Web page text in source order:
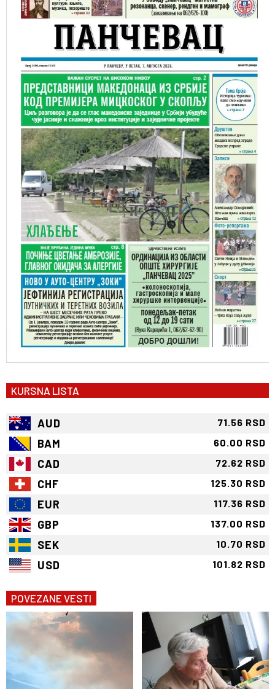
KURSNA LISTA
AUD 71.56 RSD
BAM 60.00 RSD
CAD 72.62 RSD
CHF 125.30 RSD
EUR 117.36 RSD
GBP 137.00 RSD
SEK 10.70 RSD
USD 101.82 RSD
POVEZANE VESTI